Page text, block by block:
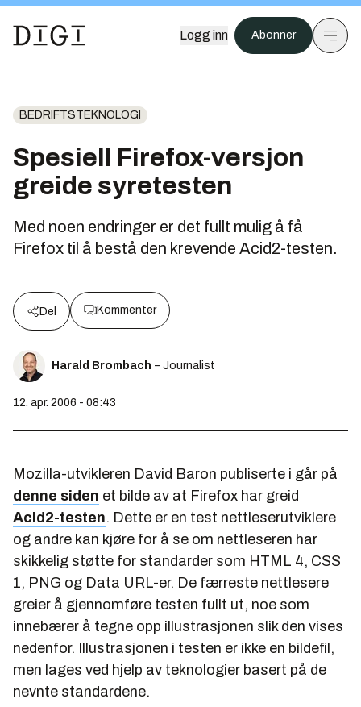
Logg inn Abonner
BEDRIFTSTEKNOLOGI
Spesiell Firefox-versjon
greide syretesten
Med noen endringer er det fullt mulig å få
Firefox til å bestå den krevende Acid2-testen.
Del Kommenter
Harald Brombach – Journalist
12. apr. 2006 - 08:43
Mozilla-utvikleren David Baron publiserte i går på
denne siden et bilde av at Firefox har greid
Acid2-testen. Dette er en test nettleserutviklere
og andre kan kjøre for å se om nettleseren har
skikkelig støtte for standarder som HTML 4, CSS
1, PNG og Data URL-er. De færreste nettlesere
greier å gjennomføre testen fullt ut, noe som
innebærer å tegne opp illustrasjonen slik den vises
nedenfor. Illustrasjonen i testen er ikke en bildefil,
men lages ved hjelp av teknologier basert på de
nevnte standardene.